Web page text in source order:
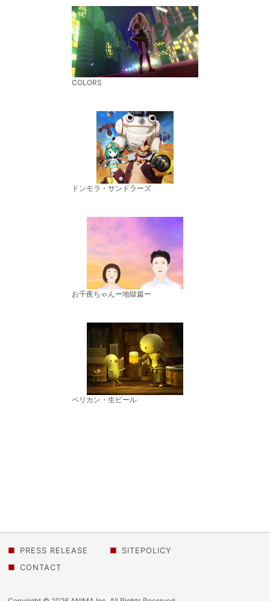
COLORS
ドンモラ・サンドラーズ
お千夜ちゃんー地獄篇ー
ペリカン・生ビール
PRESS RELEASE
SITEPOLICY
CONTACT